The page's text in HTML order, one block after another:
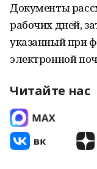
Документы
рабочих дней,
указанный при
электронной
Читайте нас